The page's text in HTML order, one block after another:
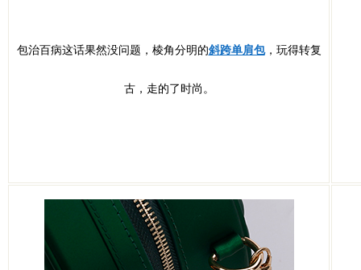
包治百病这话果然没问题，棱角分明的斜跨单肩包，玩得转复
古，走的了时尚。